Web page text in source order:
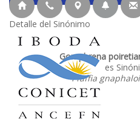
Detalle del Sinónimo
Gomphrena
es
Pfaffia